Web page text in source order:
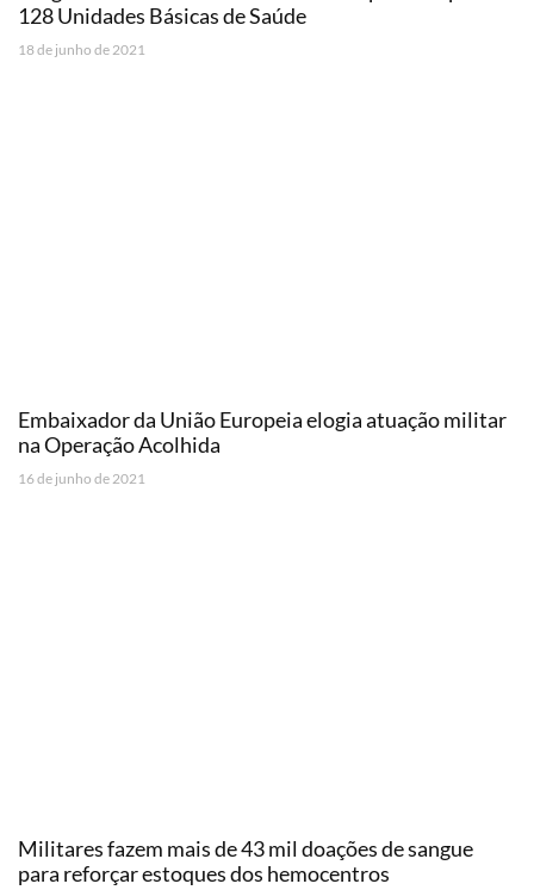
128 Unidades Básicas de Saúde
18 de junho de 2021
Embaixador da União Europeia elogia atuação militar
na Operação Acolhida
16 de junho de 2021
Militares fazem mais de 43 mil doações de sangue
para reforçar estoques dos hemocentros